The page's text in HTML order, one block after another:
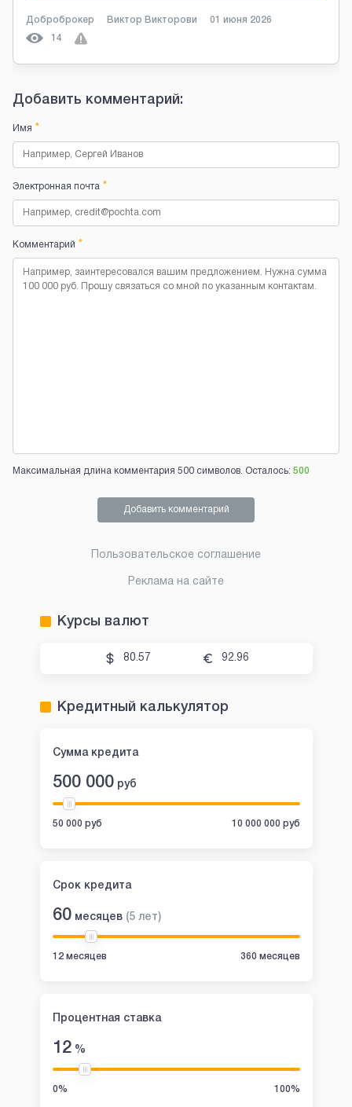
Доброброкер Виктор Викторови 01 июня 2026
14
Добавить комментарий:
Имя *
Электронная почта *
Комментарий *
Максимальная длина комментария 500 символов. Осталось: 500
Добавить комментарий
Пользовательское соглашение
Реклама на сайте
Курсы валют
80.57 92.96
Кредитный калькулятор
Сумма кредита
500 000 руб
50 000 руб 10 000 000 руб
Срок кредита
60 месяцев (5 лет)
12 месяцев 360 месяцев
Процентная ставка
12%
0% 100%